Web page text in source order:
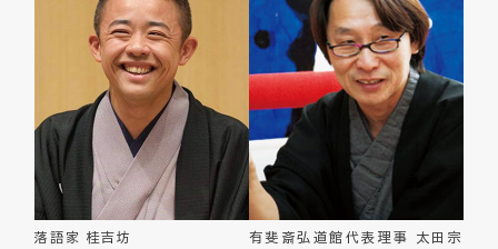
落語家 桂吉坊
有斐斎弘道館代表理事 太田宗